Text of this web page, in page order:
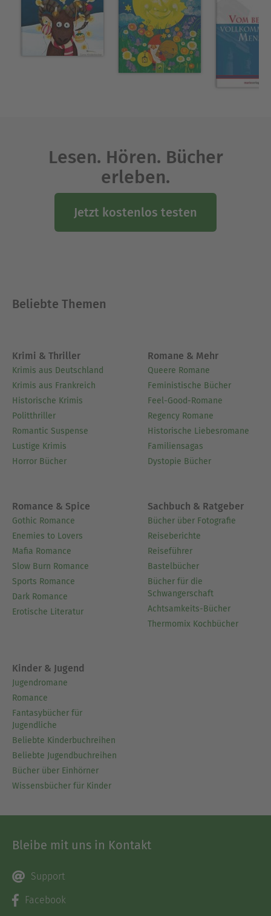
Lesen. Hören. Bücher
erleben.
Jetzt kostenlos testen
Beliebte Themen
Krimi & Thriller
Krimis aus Deutschland
Krimis aus Frankreich
Historische Krimis
Politthriller
Romantic Suspense
Lustige Krimis
Horror Bücher
Romane & Mehr
Queere Romane
Feministische Bücher
Feel-Good-Romane
Regency Romane
Historische Liebesromane
Familiensagas
Dystopie Bücher
Romance & Spice
Gothic Romance
Enemies to Lovers
Mafia Romance
Slow Burn Romance
Sports Romance
Dark Romance
Erotische Literatur
Sachbuch & Ratgeber
Bücher über Fotografie
Reiseberichte
Reiseführer
Bastelbücher
Bücher für die
Schwangerschaft
Achtsamkeits-Bücher
Thermomix Kochbücher
Kinder & Jugend
Jugendromane
Romance
Fantasybücher für
Jugendliche
Beliebte Kinderbuchreihen
Beliebte Jugendbuchreihen
Bücher über Einhörner
Wissensbücher für Kinder
Bleibe mit uns in Kontakt
Support
Facebook